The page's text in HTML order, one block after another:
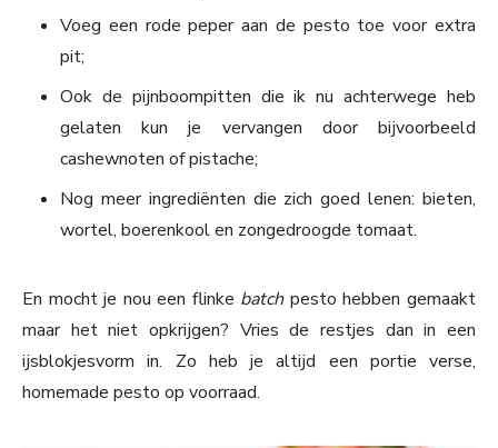
Voeg een rode peper aan de pesto toe voor extra
pit;
Ook de pijnboompitten die ik nu achterwege heb
gelaten kun je vervangen door bijvoorbeeld
cashewnoten of pistache;
Nog meer ingrediënten die zich goed lenen: bieten,
wortel, boerenkool en zongedroogde tomaat.
En mocht je nou een flinke batch pesto hebben gemaakt
maar het niet opkrijgen? Vries de restjes dan in een
ijsblokjesvorm in. Zo heb je altijd een portie verse,
homemade pesto op voorraad.